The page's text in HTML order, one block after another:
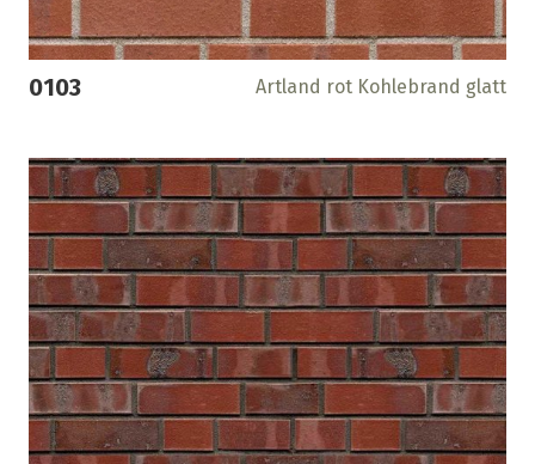
0103 Artland rot Kohlebrand glatt